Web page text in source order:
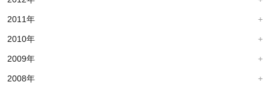
2011年
2010年
2009年
2008年